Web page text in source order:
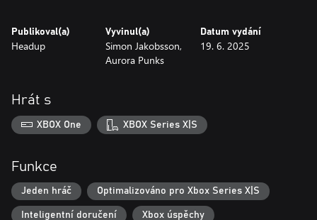
- A Scandinavian Take on Classic Action-Adventure: The battered
ruins of a once-modern society clash with the renewed growth of
setting through a mix of reflective melancholy, exploration, and
fast-paced action.
Publikoval(a)
Headup
Vyvinul(a)
Simon Jakobsson,
Aurora Punks
Datum vydání
19. 6. 2025
Hrát s
XBOX One XBOX Series X|S
Funkce
Jeden hráč Optimalizováno pro Xbox Series X|S
Inteligentní doručení Xbox úspěchy